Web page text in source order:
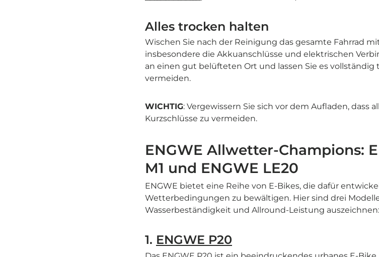
Alles trocken halten
Wischen Sie nach der Reinigung das gesamte Fahrrad
insbesondere die Akkuanschlüsse und elektrischen
an einen gut belüfteten Ort und lassen Sie es
vermeiden.
WICHTIG: Vergewissern Sie sich vor dem Aufladen, dass
Kurzschlüsse zu vermeiden.
ENGWE Allwetter-Champions:
M1 und ENGWE LE20
ENGWE bietet eine Reihe von E-Bikes, die dafür
Wetterbedingungen zu bewältigen. Hier sind drei
Wasserbeständigkeit und Allround-Leistung auszeichnen:
1. ENGWE P20